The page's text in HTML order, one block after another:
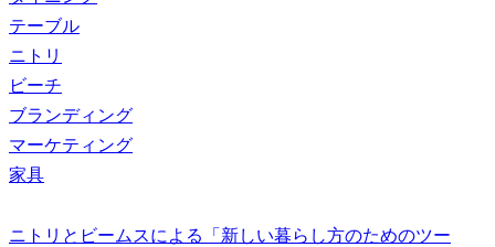
テーブル
ニトリ
ビーチ
ブランディング
マーケティング
家具
ニトリとビームスによる「新しい暮らし方のためのツー